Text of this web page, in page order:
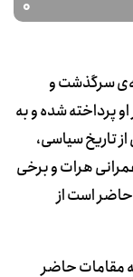
0
سرگذشت و
پرداخته شده و به
تاریخ سیاسی،
هرات و برخی
است از
مقامات حاضر